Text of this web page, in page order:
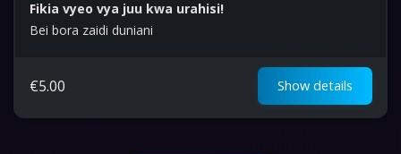
Fikia vyeo vya juu kwa urahisi!
Bei bora zaidi duniani
€5.00 Show details